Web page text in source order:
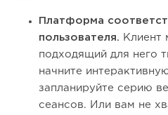
Платформа
пользователя.
Клиент
подходящий для него
начните
запланируйте серию
сеансов. Или вам не